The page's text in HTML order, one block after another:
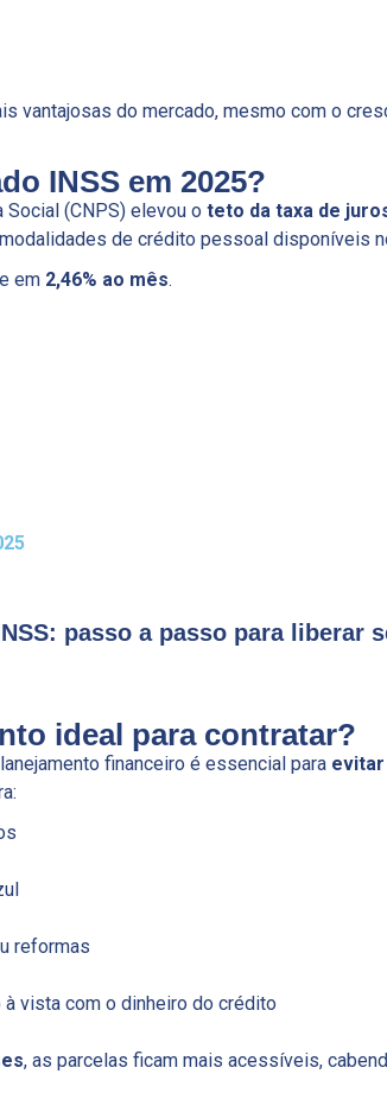
vantajosas do mercado, mesmo com o
INSS em 2025?
Social (CNPS) elevou o teto da taxa de
de crédito pessoal disponíveis
em 2,46% ao mês.
passo a passo para liberar
ideal para contratar?
financeiro é essencial para evitar
reformas
à vista com o dinheiro do crédito
, as parcelas ficam mais acessíveis,